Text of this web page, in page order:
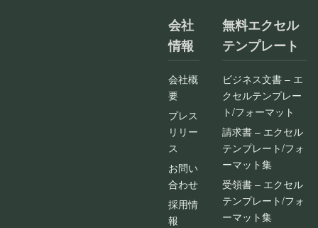
会社
情報
会社概
要
プレス
リリー
ス
お問い
合わせ
採用情
報
無料エクセル
テンプレート
ビジネス文書 – エ
クセルテンプレー
ト/フォーマット
請求書 – エクセル
テンプレート/フォ
ーマット集
受領書 – エクセル
テンプレート/フォ
ーマット集